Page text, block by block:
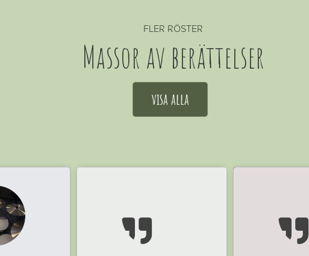
FLER RÖSTER
Massor av berättelser
visa alla
 